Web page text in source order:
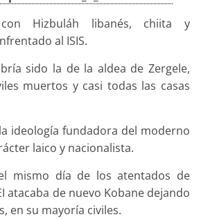
Hizbuláh libanés, chiita y
al ISIS.
sido la de la aldea de Zergele,
muertos y casi todas las casas
ideología fundadora del moderno
laico y nacionalista.
mismo día de los atentados de
atacaba de nuevo Kobane dejando
en su mayoría civiles.